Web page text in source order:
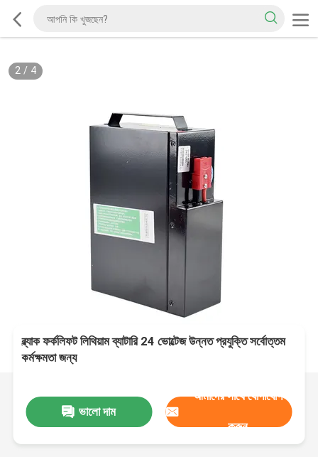
2/ 4
ব্ল্যাক ফর্কলিফট লিথিয়াম ব্যাটারি 24 ভোল্টেজ উন্নত প্রযুক্তি সর্বোত্তম
কর্মক্ষমতা জন্য
ভালো দাম
আমাদের সাথে যোগাযোগ
করুন